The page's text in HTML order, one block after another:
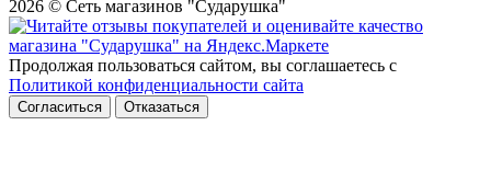
2026 © Сеть магазинов "Сударушка"
Продолжая пользоваться сайтом, вы соглашаетесь с
Политикой конфиденциальности сайта
Согласиться Отказаться